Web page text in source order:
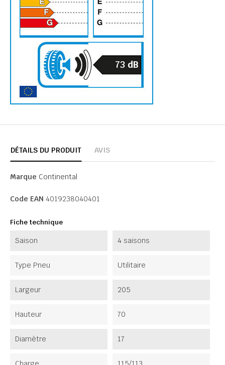
73 dB
DÉTAILS DU PRODUIT AVIS
Marque Continental
Code EAN 4019238040401
Fiche technique
Saison 4 saisons
Type Pneu Utilitaire
Largeur 205
Hauteur 70
Diamètre 17